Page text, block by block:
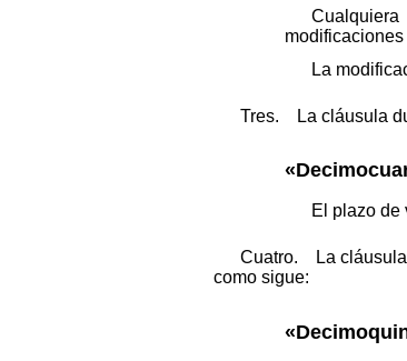
La
Tres. La cláusula
El plazo de
Cuatro. La cláusula
como sigue: